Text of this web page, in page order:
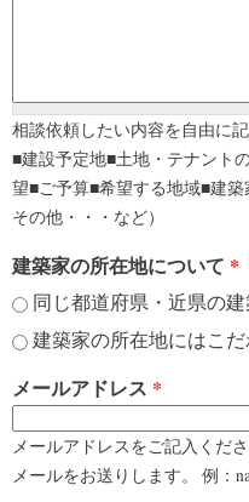
相談依頼したい内容を自由に
■建設予定地■土地・テナント
望■ご予算■希望する地域■建
その他・・・など）
建築家の所在地について *
同じ都道府県・近県の
建築家の所在地にはこ
メールアドレス *
メールアドレスをご記入くだ
メールをお送りします。 例：